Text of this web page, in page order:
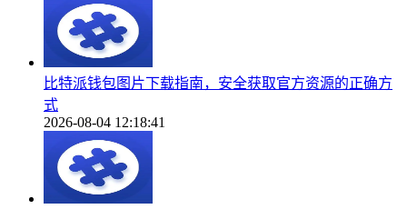
比特派钱包图片下载指南，安全获取官方资源的正确方
式
2026-08-04 12:18:41